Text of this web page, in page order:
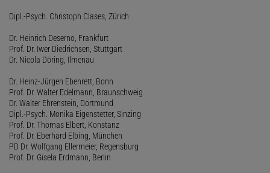
Dipl.-Psych. Christoph Clases, Zürich
Dr. Heinrich Deserno, Frankfurt
Prof. Dr. Iwer Diedrichsen, Stuttgart
Dr. Nicola Döring, Ilmenau
Dr. Heinz-Jürgen Ebenrett, Bonn
Prof. Dr. Walter Edelmann, Braunschweig
Dr. Walter Ehrenstein, Dortmund
Dipl.-Psych. Monika Eigenstetter, Sinzing
Prof. Dr. Thomas Elbert, Konstanz
Prof. Dr. Eberhard Elbing, München
PD Dr. Wolfgang Ellermeier, Regensburg
Prof. Dr. Gisela Erdmann, Berlin